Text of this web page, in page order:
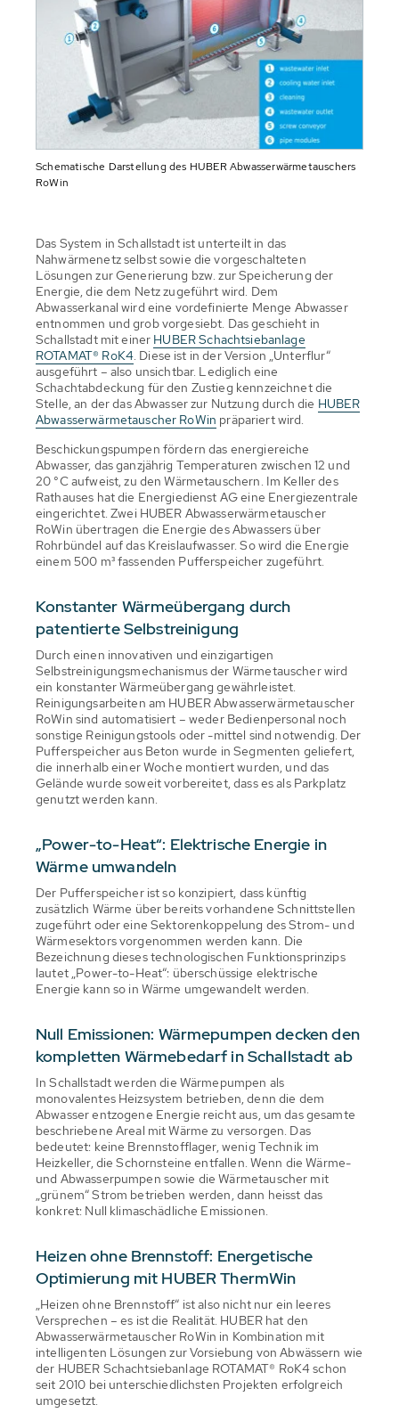
Schematische Darstellung des HUBER Abwasserwärmetauschers
RoWin
Das System in Schallstadt ist unterteilt in das
Nahwärmenetz selbst sowie die vorgeschalteten
Lösungen zur Generierung bzw. zur Speicherung der
Energie, die dem Netz zugeführt wird. Dem
Abwasserkanal wird eine vordefinierte Menge Abwasser
entnommen und grob vorgesiebt. Das geschieht in
Schallstadt mit einer HUBER Schachtsiebanlage
ROTAMAT® RoK4. Diese ist in der Version „Unterflur“
ausgeführt – also unsichtbar. Lediglich eine
Schachtabdeckung für den Zustieg kennzeichnet die
Stelle, an der das Abwasser zur Nutzung durch die HUBER
Abwasserwärmetauscher RoWin präpariert wird.
Beschickungspumpen fördern das energiereiche
Abwasser, das ganzjährig Temperaturen zwischen 12 und
20 °C aufweist, zu den Wärmetauschern. Im Keller des
Rathauses hat die Energiedienst AG eine Energiezentrale
eingerichtet. Zwei HUBER Abwasserwärmetauscher
RoWin übertragen die Energie des Abwassers über
Rohrbündel auf das Kreislaufwasser. So wird die Energie
einem 500 m³ fassenden Pufferspeicher zugeführt.
Konstanter Wärmeübergang durch
patentierte Selbstreinigung
Durch einen innovativen und einzigartigen
Selbstreinigungsmechanismus der Wärmetauscher wird
ein konstanter Wärmeübergang gewährleistet.
Reinigungsarbeiten am HUBER Abwasserwärmetauscher
RoWin sind automatisiert – weder Bedienpersonal noch
sonstige Reinigungstools oder -mittel sind notwendig. Der
Pufferspeicher aus Beton wurde in Segmenten geliefert,
die innerhalb einer Woche montiert wurden, und das
Gelände wurde soweit vorbereitet, dass es als Parkplatz
genutzt werden kann.
„Power-to-Heat“: Elektrische Energie in
Wärme umwandeln
Der Pufferspeicher ist so konzipiert, dass künftig
zusätzlich Wärme über bereits vorhandene Schnittstellen
zugeführt oder eine Sektorenkoppelung des Strom- und
Wärmesektors vorgenommen werden kann. Die
Bezeichnung dieses technologischen Funktionsprinzips
lautet „Power-to-Heat“: überschüssige elektrische
Energie kann so in Wärme umgewandelt werden.
Null Emissionen: Wärmepumpen decken den
kompletten Wärmebedarf in Schallstadt ab
In Schallstadt werden die Wärmepumpen als
monovalentes Heizsystem betrieben, denn die dem
Abwasser entzogene Energie reicht aus, um das gesamte
beschriebene Areal mit Wärme zu versorgen. Das
bedeutet: keine Brennstofflager, wenig Technik im
Heizkeller, die Schornsteine entfallen. Wenn die Wärme-
und Abwasserpumpen sowie die Wärmetauscher mit
„grünem“ Strom betrieben werden, dann heisst das
konkret: Null klimaschädliche Emissionen.
Heizen ohne Brennstoff: Energetische
Optimierung mit HUBER ThermWin
„Heizen ohne Brennstoff“ ist also nicht nur ein leeres
Versprechen – es ist die Realität. HUBER hat den
Abwasserwärmetauscher RoWin in Kombination mit
intelligenten Lösungen zur Vorsiebung von Abwässern wie
der HUBER Schachtsiebanlage ROTAMAT® RoK4 schon
seit 2010 bei unterschiedlichsten Projekten erfolgreich
umgesetzt.